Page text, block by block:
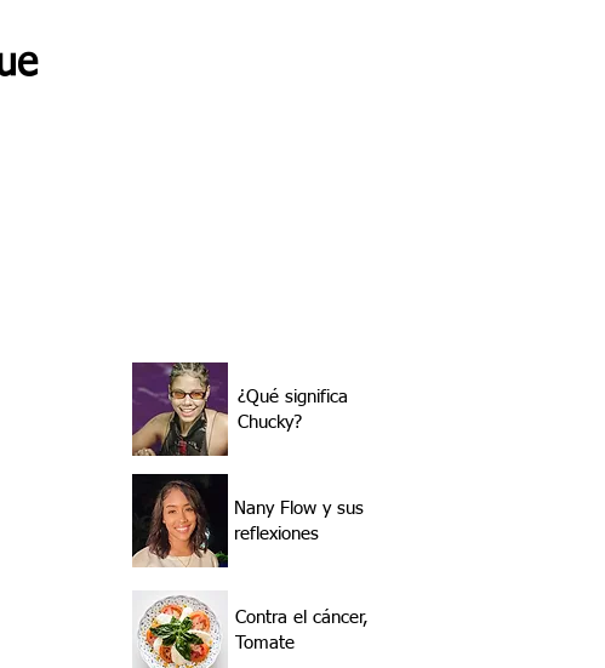
¿Qué significa
Chucky?
Nany Flow y sus
reflexiones
Contra el cáncer,
Tomate